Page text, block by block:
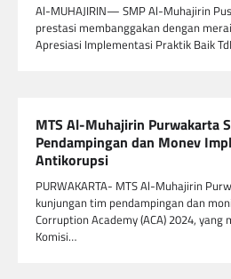
Al-MUHAJIRIN— SMP Al-Muhajirin
prestasi membanggakan dengan
Apresiasi Implementasi Praktik Baik
MTS Al-Muhajirin Purwakarta
Pendampingan dan Monev
Antikorupsi
PURWAKARTA- MTS Al-Muhajirin
kunjungan tim pendampingan dan
Corruption Academy (ACA) 2024,
Komisi…